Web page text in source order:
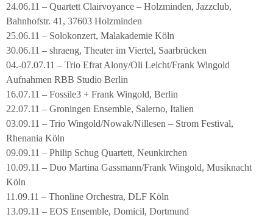
24.06.11 – Quartett Clairvoyance – Holzminden, Jazzclub,
Bahnhofstr. 41, 37603 Holzminden
25.06.11 – Solokonzert, Malakademie Köln
30.06.11 – shraeng, Theater im Viertel, Saarbrücken
04.-07.07.11 – Trio Efrat Alony/Oli Leicht/Frank Wingold
Aufnahmen RBB Studio Berlin
16.07.11 – Fossile3 + Frank Wingold, Berlin
22.07.11 – Groningen Ensemble, Salerno, Italien
03.09.11 – Trio Wingold/Nowak/Nillesen – Strom Festival,
Rhenania Köln
09.09.11 – Philip Schug Quartett, Neunkirchen
10.09.11 – Duo Martina Gassmann/Frank Wingold, Musiknacht
Köln
11.09.11 – Thonline Orchestra, DLF Köln
13.09.11 – EOS Ensemble, Domicil, Dortmund